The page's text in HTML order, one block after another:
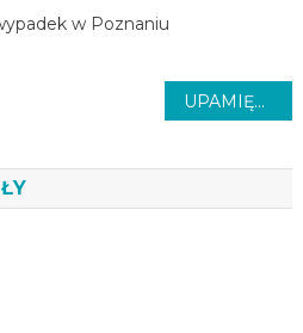
w Poznaniu
UPAMIĘTNILI POWSTAŃCA